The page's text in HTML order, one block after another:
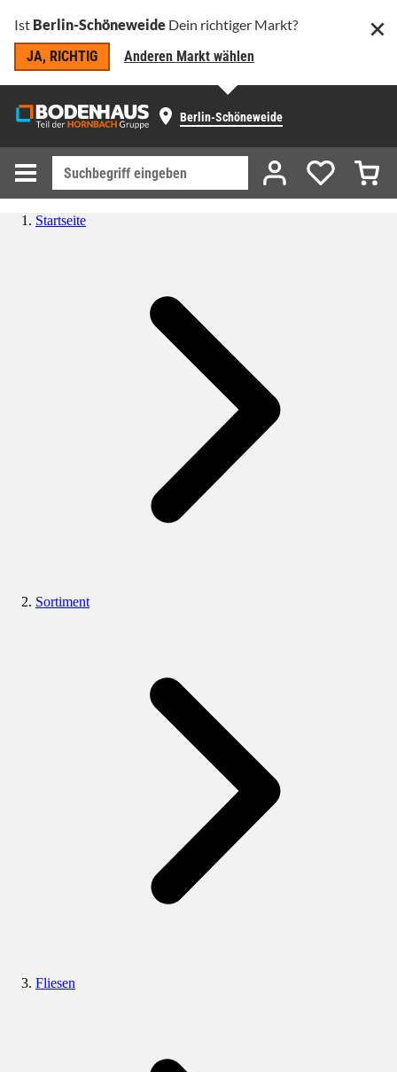
Ist Berlin-Schöneweide Dein richtiger Markt?
JA, RICHTIG
Anderen Markt wählen
Berlin-Schöneweide
Startseite
Sortiment
Fliesen